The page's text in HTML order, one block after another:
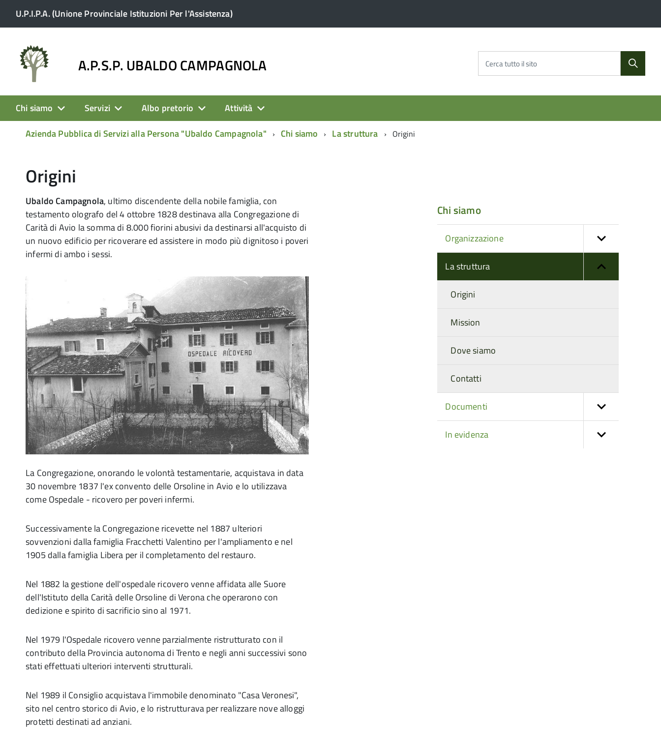
U.P.I.P.A. (Unione Provinciale Istituzioni Per l'Assistenza)
A.P.S.P. UBALDO CAMPAGNOLA Cerca tutto il sito
Chi siamo Servizi Albo pretorio
Attività
Azienda Pubblica di Servizi alla Persona "Ubaldo Campagnola"
Chi siamo La struttura Origini
Origini
Ubaldo Campagnola, ultimo discendente della nobile famiglia, con
testamento olografo del 4 ottobre 1828 destinava alla Congregazione di
Carità di Avio la somma di 8.000 fiorini abusivi da destinarsi all'acquisto di
un nuovo edificio per ricoverare ed assistere in modo più dignitoso i poveri
infermi di ambo i sessi.
La Congregazione, onorando le volontà testamentarie, acquistava in data
30 novembre 1837 l'ex convento delle Orsoline in Avio e lo utilizzava
come Ospedale - ricovero per poveri infermi.
Successivamente la Congregazione ricevette nel 1887 ulteriori
sovvenzioni dalla famiglia Fracchetti Valentino per l'ampliamento e nel
1905 dalla famiglia Libera per il completamento del restauro.
Nel 1882 la gestione dell'ospedale ricovero venne affidata alle Suore
dell'Istituto della Carità delle Orsoline di Verona che operarono con
dedizione e spirito di sacrificio sino al 1971.
Nel 1979 l'Ospedale ricovero venne parzialmente ristrutturato con il
contributo della Provincia autonoma di Trento e negli anni successivi sono
stati effettuati ulteriori interventi strutturali.
Nel 1989 il Consiglio acquistava l'immobile denominato "Casa Veronesi",
sito nel centro storico di Avio, e lo ristrutturava per realizzare nove alloggi
protetti destinati ad anziani.
Chi siamo
Organizzazione
La struttura
Origini
Mission
Dove siamo
Contatti
Documenti
In evidenza